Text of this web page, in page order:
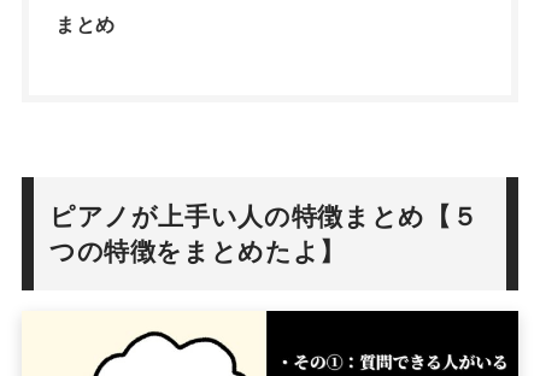
まとめ
ピアノが上手い人の特徴まとめ【５
つの特徴をまとめたよ】